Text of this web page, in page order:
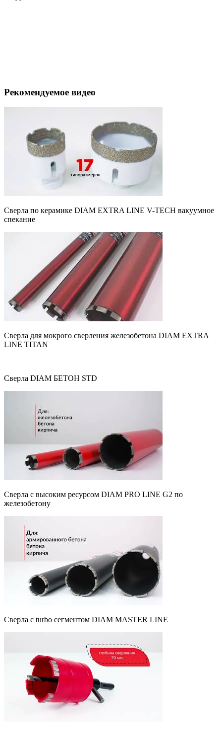
Рекомендуемое видео
Сверла по керамике DIAM EXTRA LINE V-TECH вакуумное
спекание
Сверла для мокрого сверления железобетона DIAM EXTRA
LINE ТITAN
Сверла DIAM БЕТОН STD
Сверла с высоким ресурсом DIAM PRO LINE G2 по
железобетону
Сверла с turbo сегментом DIAM MASTER LINE